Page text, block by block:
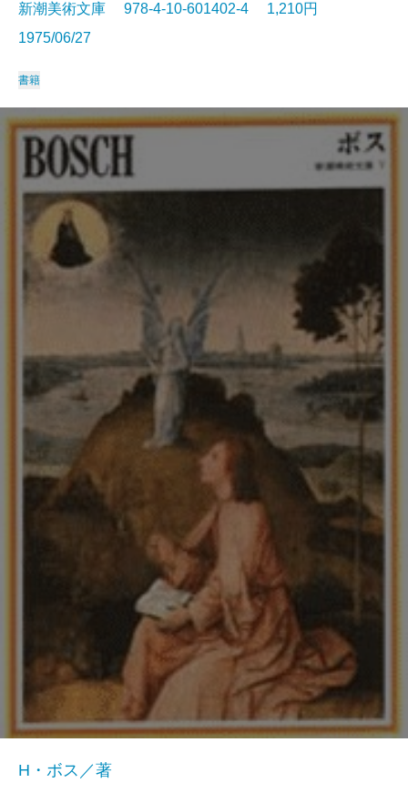
新潮美術文庫 978-4-10-601402-4 1,210円
1975/06/27
書籍
H・ボス／著